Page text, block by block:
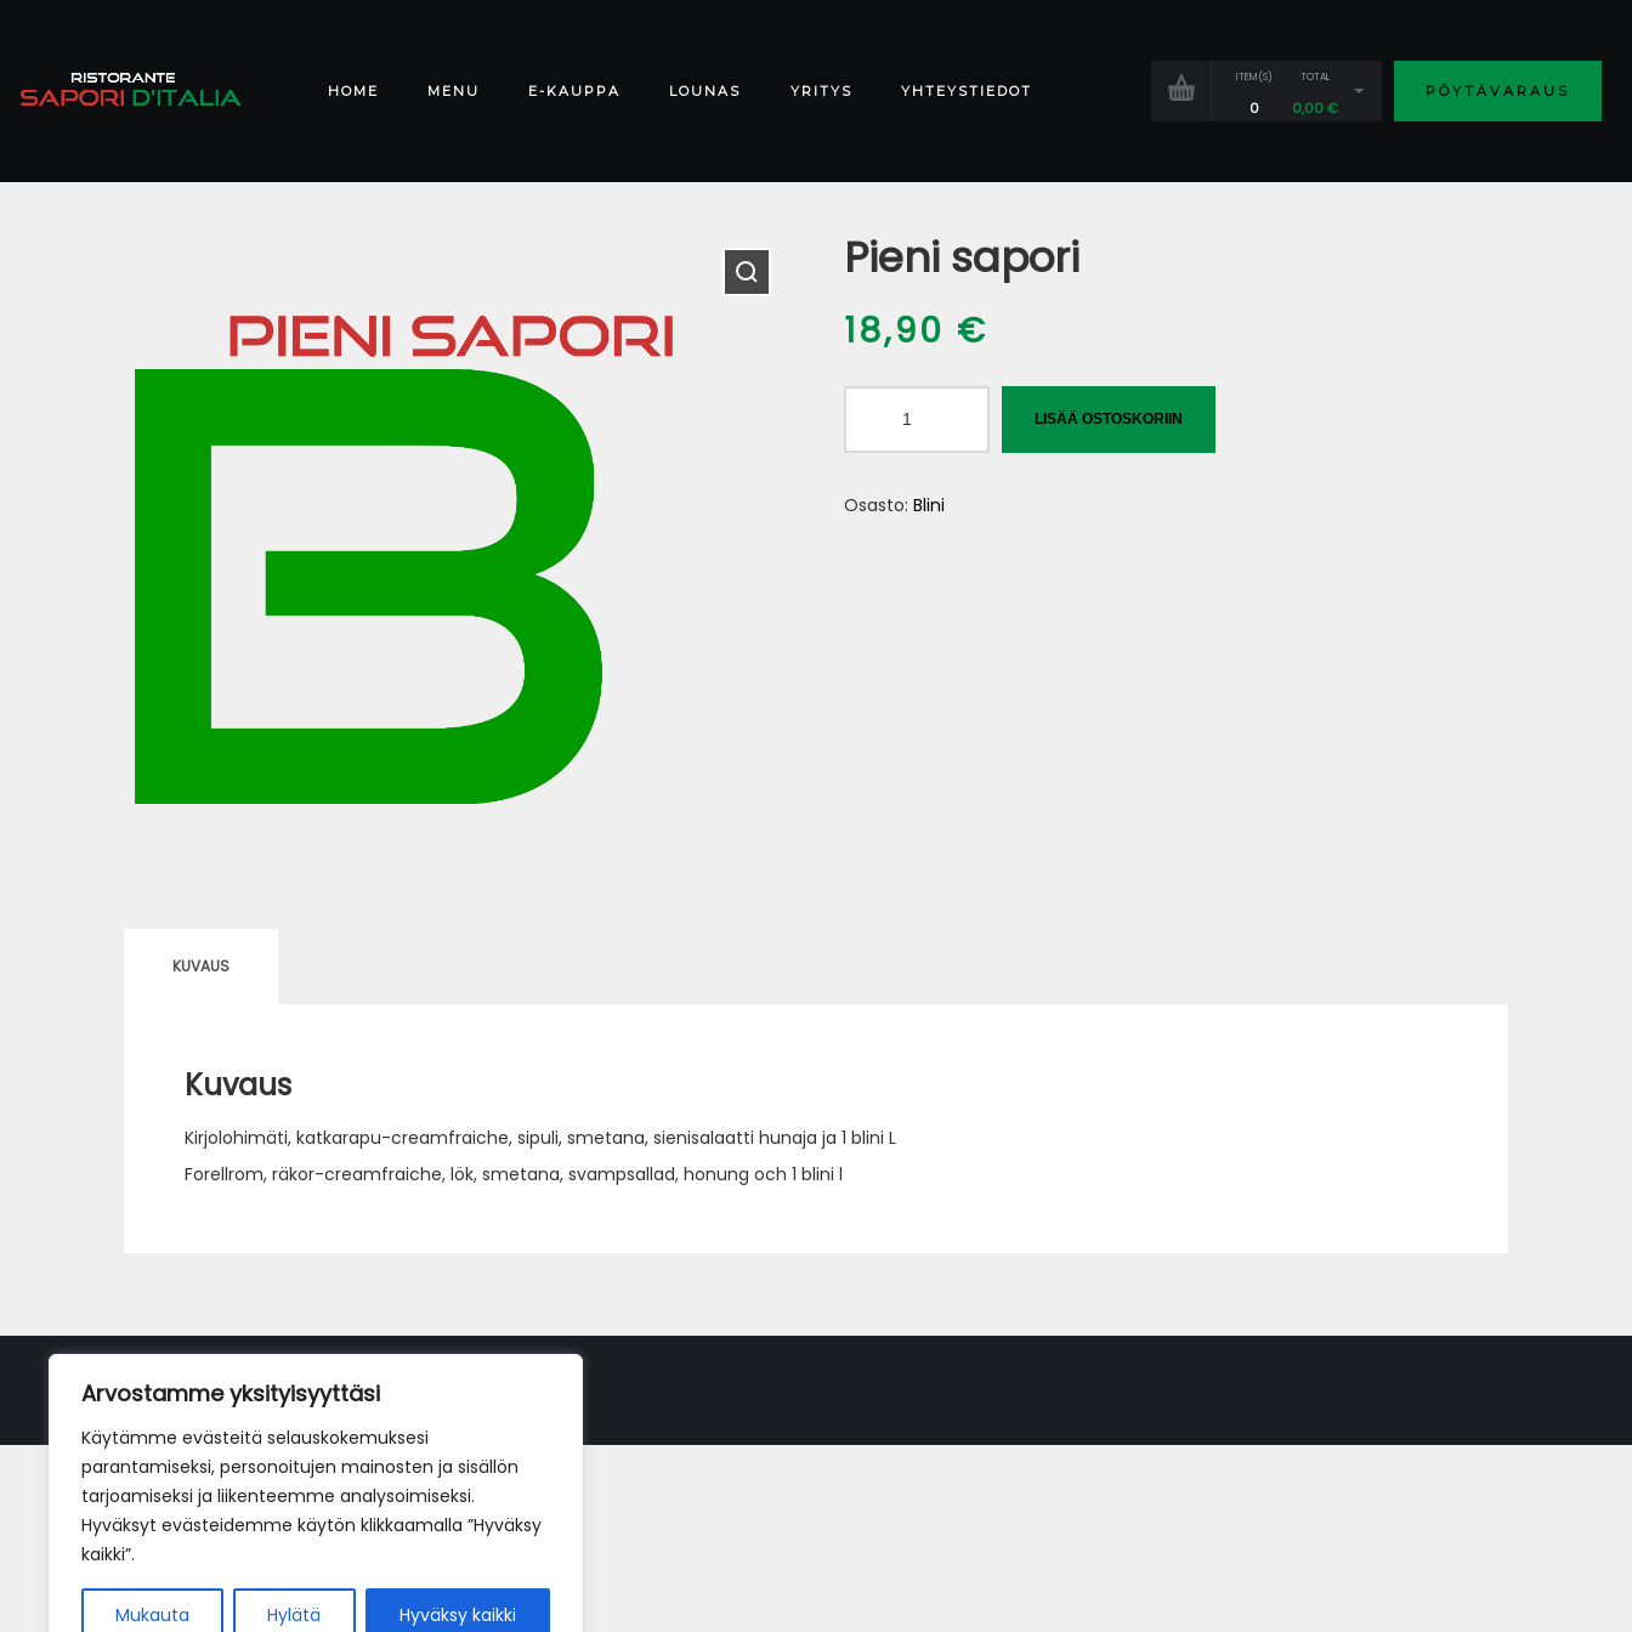
Arvostamme yksityisyyttäsi
Käytämme evästeitä selauskokemuksesi
parantamiseksi, personoitujen mainosten ja sisällön
tarjoamiseksi ja liikenteemme analysoimiseksi.
Hyväksyt evästeidemme käytön klikkaamalla ”Hyväksy
kaikki”.
Mukauta Hylätä Hyväksy kaikki
HOME MENU E-KAUPPA LOUNAS YRITYS YHTEYSTIEDOT
ITEM(S)
0
TOTAL
0,00€
PÖYTÄVARAUS
Pieni sapori
18,90 €
LISÄÄ OSTOSKORIIN
Osasto: Blini
KUVAUS
Kuvaus
Kirjolohimäti, katkarapu-creamfraiche, sipuli, smetana, sienisalaatti hunaja ja 1 blini L
Forellrom, räkor-creamfraiche, lök, smetana, svampsallad, honung och 1 blini l